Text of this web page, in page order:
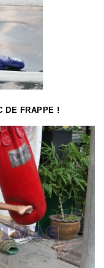
DE FRAPPE !